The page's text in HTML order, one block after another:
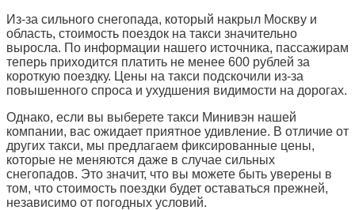
Из-за сильного снегопада, который накрыл Москву и
область, стоимость поездок на такси значительно
выросла. По информации нашего источника, пассажирам
теперь приходится платить не менее 600 рублей за
короткую поездку. Цены на такси подскочили из-за
повышенного спроса и ухудшения видимости на дорогах.
Однако, если вы выберете такси Минивэн нашей
компании, вас ожидает приятное удивление. В отличие от
других такси, мы предлагаем фиксированные цены,
которые не меняются даже в случае сильных
снегопадов. Это значит, что вы можете быть уверены в
том, что стоимость поездки будет оставаться прежней,
независимо от погодных условий.